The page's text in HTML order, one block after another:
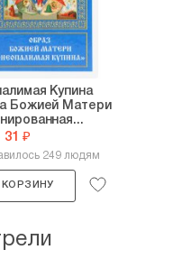
Купина
Божией Матери
31 ₽
249 людям
КОРЗИНУ